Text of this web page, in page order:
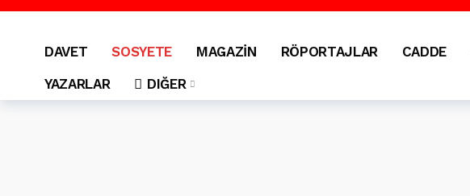
DAVET SOSYETE MAGAZİN RÖPORTAJLAR CADDE
YAZARLAR
DIĞER